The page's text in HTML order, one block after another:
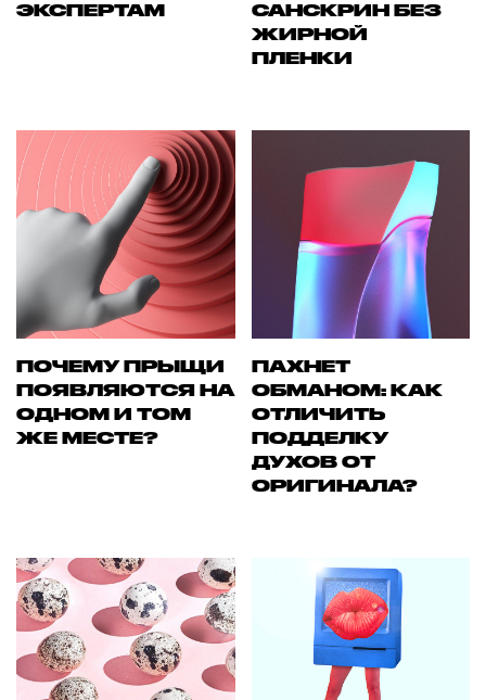
ЭКСПЕРТАМ
САНСКРИН БЕЗ
ЖИРНОЙ
ПЛЕНКИ
ПОЧЕМУ ПРЫЩИ
ПОЯВЛЯЮТСЯ НА
ОДНОМ И ТОМ
ЖЕ МЕСТЕ?
ПАХНЕТ
ОБМАНОМ: КАК
ОТЛИЧИТЬ
ПОДДЕЛКУ
ДУХОВ ОТ
ОРИГИНАЛА?